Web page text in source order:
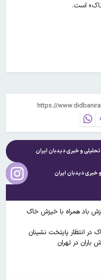
تحلیلی و خبریدیدبان ایران
خبریدیدبان ایران
باد همراه با خیزش خاک
انتظار پایتخت نشینان
در تهران